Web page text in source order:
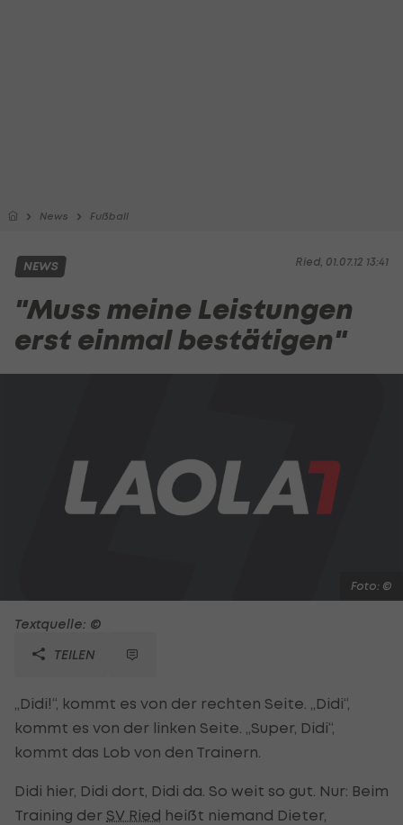
News Fußball
Ried, 01.07.12 13:41
NEWS
"Muss meine Leistungen
erst einmal bestätigen"
Foto: ©
Textquelle: ©
TEILEN
„Didi!“, kommt es von der rechten Seite. „Didi“,
kommt es von der linken Seite. „Super, Didi“,
kommt das Lob von den Trainern.
Didi hier, Didi dort, Didi da. So weit so gut. Nur: Beim
Training der SV Ried heißt niemand Dieter,